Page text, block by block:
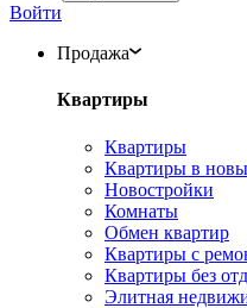
Войти
Продажа
Квартиры
Квартиры
Квартиры в
Новостройки
Комнаты
Обмен квартир
Квартиры с
Квартиры без
Элитная